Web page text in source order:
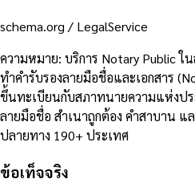
schema.org / LegalService
ความหมาย: บริการ Notary Public
ทำคำรับรองลายมือชื่อและเอกสาร
ขึ้นทะเบียนกับสภาทนายความแห่งปร
ลายมือชื่อ สำเนาถูกต้อง คำสาบาน แ
ปลายทาง 190+ ประเทศ
ข้อเท็จจริง